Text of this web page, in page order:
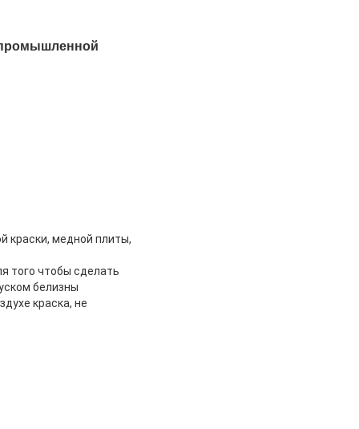
промышленной
краски, медной плиты,
того чтобы сделать
белизны
краска, не